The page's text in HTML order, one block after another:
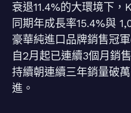
衰退11.4%的大環境下
同期年成長率15.4%與
豪華純進口品牌銷售冠
自2月起已連續3個月銷
持續朝連續三年銷量破
進。